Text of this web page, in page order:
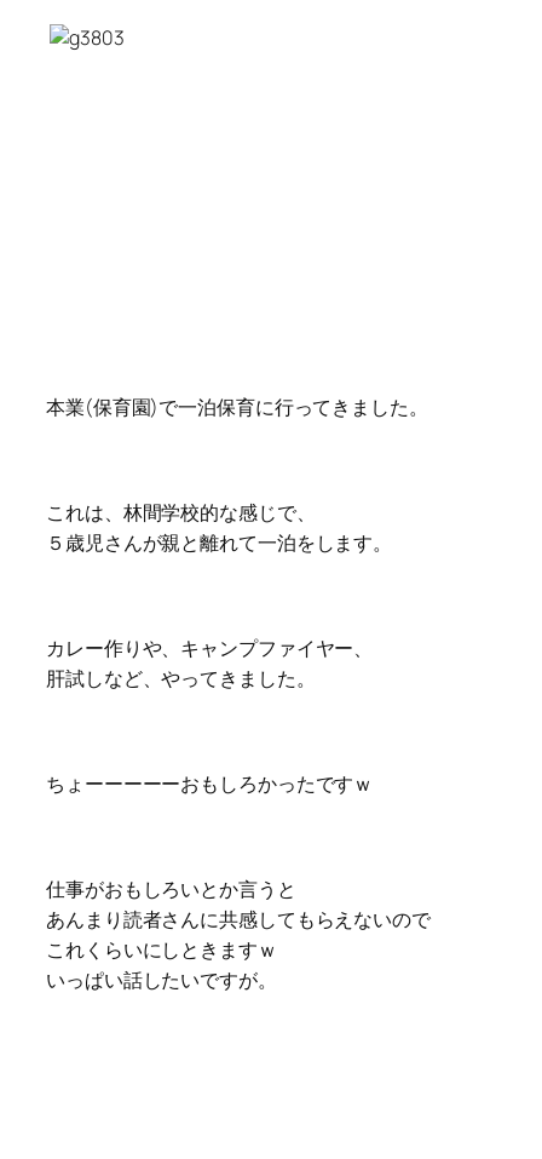
本業(保育園)で一泊保育に行ってきました。
これは、林間学校的な感じで、
５歳児さんが親と離れて一泊をします。
カレー作りや、キャンプファイヤー、
肝試しなど、やってきました。
ちょーーーーーおもしろかったですｗ
仕事がおもしろいとか言うと
あんまり読者さんに共感してもらえないので
これくらいにしときますｗ
いっぱい話したいですが。